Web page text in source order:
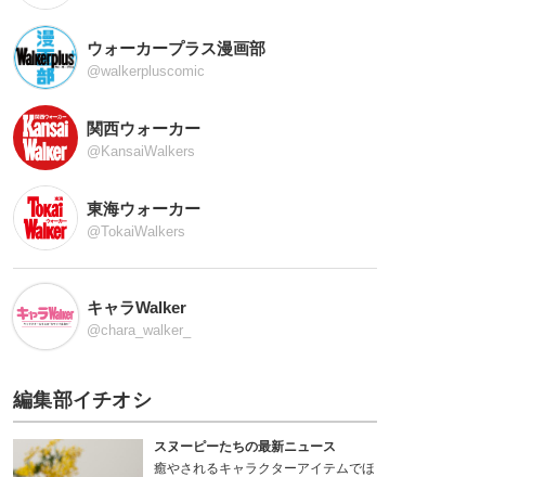
ウォーカープラス漫画部
@walkerpluscomic
関西ウォーカー
@KansaiWalkers
東海ウォーカー
@TokaiWalkers
キャラWalker
@chara_walker_
編集部イチオシ
スヌーピーたちの最新ニュース
癒やされるキャラクターアイテムでほ